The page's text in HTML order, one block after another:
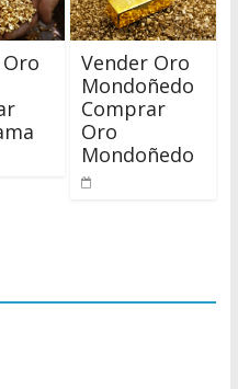
Vender Oro
Mondoñedo
Comprar
Oro
Mondoñedo